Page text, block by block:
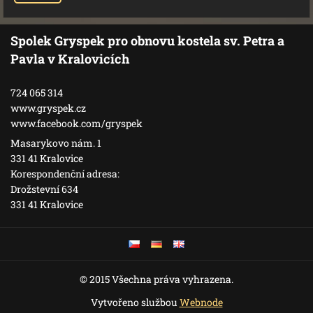
Spolek Gryspek pro obnovu kostela sv. Petra a
Pavla v Kralovicích
724 065 314
www.gryspek.cz
www.facebook.com/gryspek
Masarykovo nám. 1
331 41 Kralovice
Korespondenční adresa:
Drožstevní 634
331 41 Kralovice
© 2015 Všechna práva vyhrazena.
Vytvořeno službou Webnode